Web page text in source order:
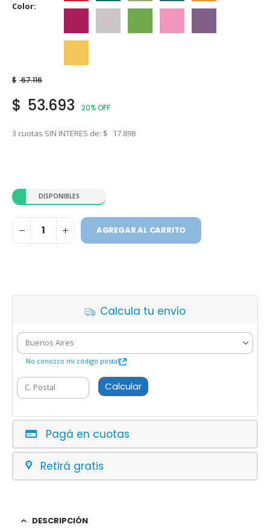
Color
Guinda Hematita
$ 67.116
$ 53.693 20% OFF
3 cuotas SIN INTERES de: $ 17.898
DISPONIBLES
AGREGAR AL CARRITO
Calcula tu envío
No conozco mi código postal
Calcular
Pagá en cuotas
Retirá gratis
DESCRIPCIÓN